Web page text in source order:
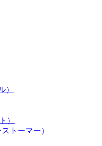
）
）
トーマー）